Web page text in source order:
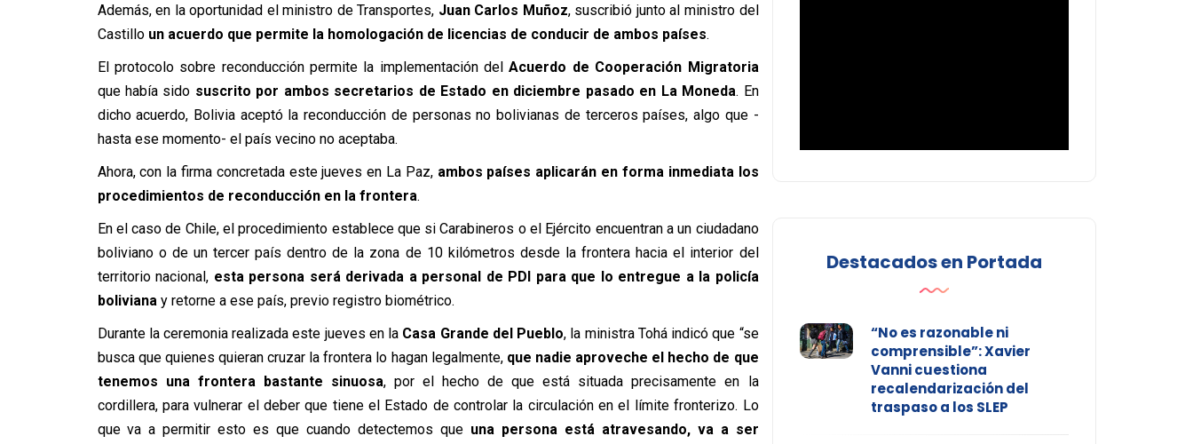
Además, en la oportunidad el ministro de Transportes, Juan Carlos Muñoz, suscribió junto al ministro del
Castillo un acuerdo que permite la homologación de licencias de conducir de ambos países.
El protocolo sobre reconducción permite la implementación delAcuerdo de Cooperación Migratoria
que había sido suscrito por ambos secretarios de Estado en diciembre pasado en La Moneda. En
dicho acuerdo, Bolivia aceptó la reconducción de personas no bolivianas de terceros países, algo que -
hasta ese momento- el país vecino no aceptaba.
Ahora, con la firma concretada este jueves en La Paz,ambos países aplicarán en forma inmediata los
procedimientos de reconducción en la frontera.
En el caso de Chile, el procedimiento establece que si Carabineros o el Ejército encuentran a un ciudadano
boliviano o de un tercer país dentro de la zona de 10 kilómetros desde la frontera hacia el interior del
territorio nacional, esta persona será derivada a personal de PDI para que lo entregue a la policía
bolivianay retorne a ese país, previo registro biométrico.
Durante la ceremonia realizada este jueves en la Casa Grande del Pueblo, la ministra Tohá indicó que “se
busca que quienes quieran cruzar la frontera lo hagan legalmente, que nadie aproveche el hecho de que
tenemos una frontera bastante sinuosa, por el hecho de que está situada precisamente en la
cordillera, para vulnerar el deber que tiene el Estado de controlar la circulación en el límite fronterizo. Lo
que va a permitir esto es que cuando detectemos que una persona está atravesando, va a ser
Destacados en Portada
“No es razonable ni
comprensible”: Xavier
Vanni cuestiona
recalendarización del
traspaso a los SLEP